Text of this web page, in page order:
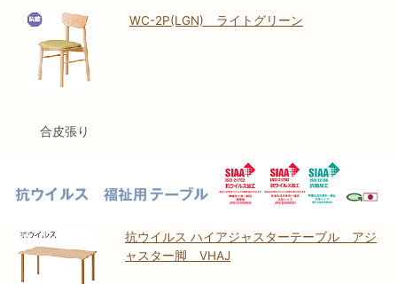
合皮張り
WC-2P(LGN) ライトグリーン
抗ウイルス ハイアジャスターテーブル アジ
ャスター脚 VHAJ